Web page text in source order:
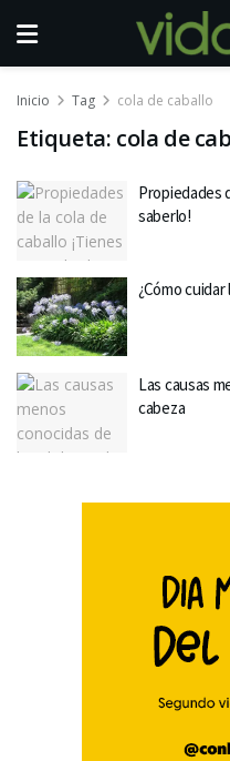
Inicio Tag cola de caballo
Etiqueta: cola de
Propiedades
saberlo!
¿Cómo
Las causas
cabeza